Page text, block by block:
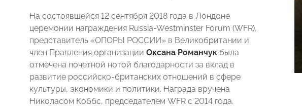
На состоявшейся 12 сентября 2018 года в Лондоне
церемонии награждения Russia-Westminster Forum (WFR),
представитель «ОПОРЫ РОССИИ» в Великобритании и
член Правления организации Оксана Романчук была
отмечена почетной нотой благодарности за вклад в
развитие российско-британских отношений в сфере
культуры, экономики и политики. Награда вручена
Николасом Коббс, председателем WFR c 2014 года.